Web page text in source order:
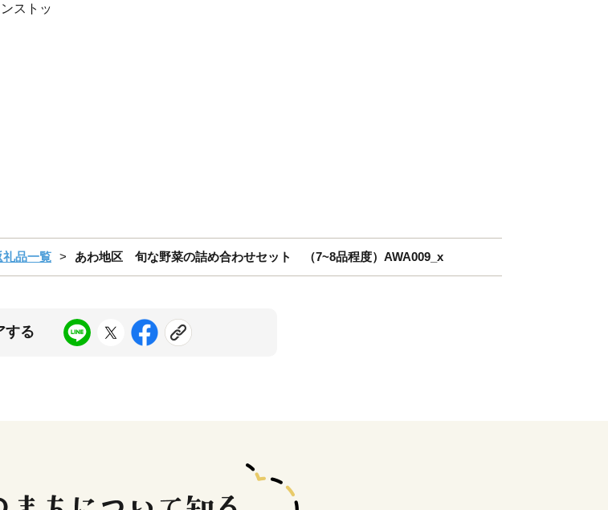
ストッ
礼品一覧 あわ地区 旬な野菜の詰め合わせセット （7~8品程度）AWA009_x
する